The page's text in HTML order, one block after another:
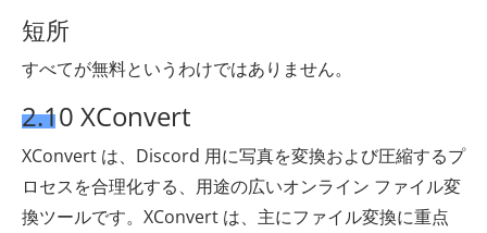
短所
すべてが無料というわけではありません。
2.10 XConvert
XConvert は、Discord 用に写真を変換および圧縮するプ
ロセスを合理化する、用途の広いオンライン ファイル変
換ツールです。XConvert は、主にファイル変換に重点